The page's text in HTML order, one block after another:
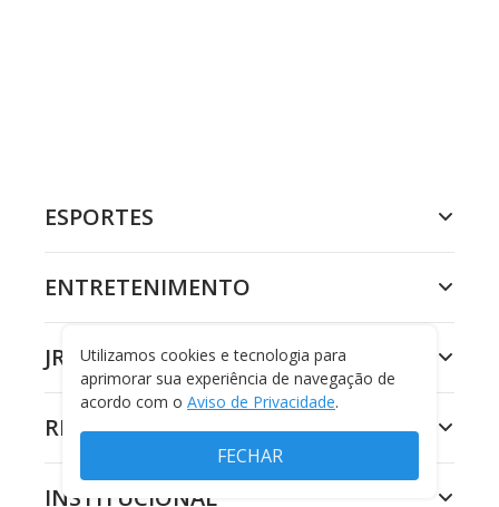
ESPORTES
ENTRETENIMENTO
JR 24H
RECORD
INSTITUCIONAL
Utilizamos cookies e tecnologia para
aprimorar sua experiência de navegação de
acordo com o Aviso de Privacidade.
FECHAR